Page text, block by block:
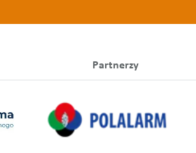
Partnerzy